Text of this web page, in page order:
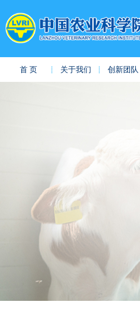
首 页 关于我们 创新团队